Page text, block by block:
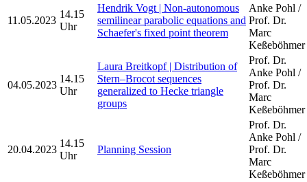
11.05.2023
14.15
Uhr
Hendrik Vogt | Non-autonomous
semilinear parabolic equations and
Schaefer's fixed point theorem
Anke Pohl /
Prof. Dr.
Marc
Keßeböhmer
04.05.2023
14.15
Uhr
Laura Breitkopf | Distribution of
Stern–Brocot sequences
generalized to Hecke triangle
groups
Prof. Dr.
Anke Pohl /
Prof. Dr.
Marc
Keßeböhmer
20.04.2023
14.15
Uhr
Planning Session
Prof. Dr.
Anke Pohl /
Prof. Dr.
Marc
Keßeböhmer